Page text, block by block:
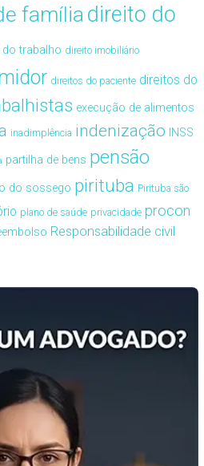
famíliadireito do
do trabalho direito imobiliário
direitos do paciente direitos do
execução de alimentos
inadimplência indenização INSS
partilha de bens pensão
do sossego pirituba Pirituba são
plano de saúde privacidade procon
Responsabilidade civil